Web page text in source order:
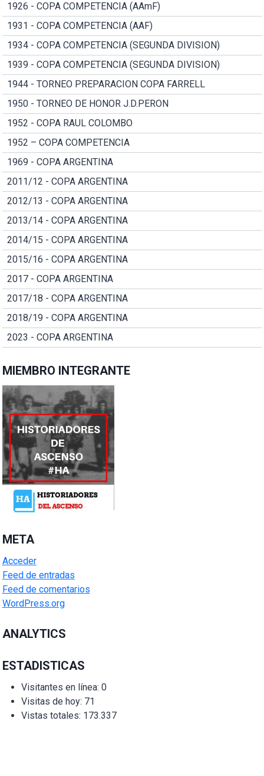
1926 - COPA COMPETENCIA (AAmF)
1931 - COPA COMPETENCIA (AAF)
1934 - COPA COMPETENCIA (SEGUNDA DIVISION)
1939 - COPA COMPETENCIA (SEGUNDA DIVISION)
1944 - TORNEO PREPARACION COPA FARRELL
1950 - TORNEO DE HONOR J.D.PERON
1952 - COPA RAUL COLOMBO
1952 – COPA COMPETENCIA
1969 - COPA ARGENTINA
2011/12 - COPA ARGENTINA
2012/13 - COPA ARGENTINA
2013/14 - COPA ARGENTINA
2014/15 - COPA ARGENTINA
2015/16 - COPA ARGENTINA
2017 - COPA ARGENTINA
2017/18 - COPA ARGENTINA
2018/19 - COPA ARGENTINA
2023 - COPA ARGENTINA
MIEMBRO INTEGRANTE
META
Acceder
Feed de entradas
Feed de comentarios
WordPress.org
ANALYTICS
ESTADISTICAS
Visitantes en línea: 0
Visitas de hoy: 71
Vistas totales: 173.337